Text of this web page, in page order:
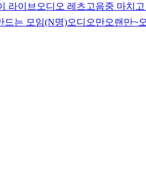
라이브 오디오 레츠고음중 마치
드는 모임(N명)오디오만오랜만~